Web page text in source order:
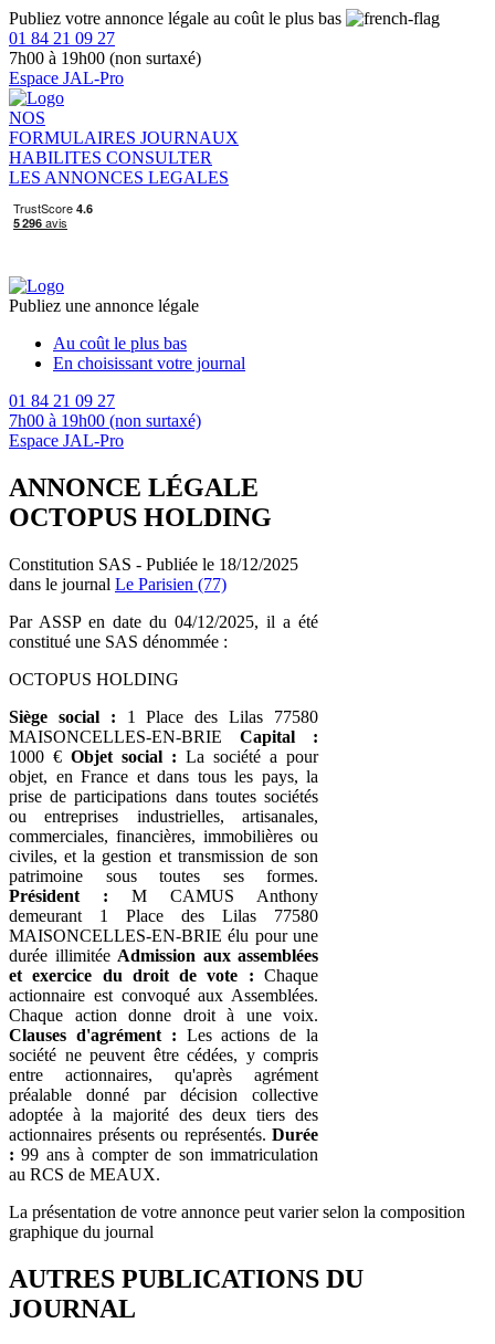
Publiez votre annonce légale au coût le plus bas
01 84 21 09 27
7h00 à 19h00 (non surtaxé)
Espace JAL-Pro
NOS
FORMULAIRES JOURNAUX
HABILITES CONSULTER
LES ANNONCES LEGALES
Publiez une annonce légale
Au coût le plus bas
En choisissant votre journal
01 84 21 09 27
7h00 à 19h00 (non surtaxé)
Espace JAL-Pro
ANNONCE LÉGALE
OCTOPUS HOLDING
Constitution SAS - Publiée le 18/12/2025
dans le journal Le Parisien (77)
Par ASSP en date du 04/12/2025, il a été
constitué une SAS dénommée :
OCTOPUS HOLDING
Siège social : 1 Place des Lilas 77580
MAISONCELLES-EN-BRIE Capital :
1000 € Objet social : La société a pour
objet, en France et dans tous les pays, la
prise de participations dans toutes sociétés
ou entreprises industrielles, artisanales,
commerciales, financières, immobilières ou
civiles, et la gestion et transmission de son
patrimoine sous toutes ses formes.
Président : M CAMUS Anthony
demeurant 1 Place des Lilas 77580
MAISONCELLES-EN-BRIE élu pour une
durée illimitée Admission aux assemblées
et exercice du droit de vote : Chaque
actionnaire est convoqué aux Assemblées.
Chaque action donne droit à une voix.
Clauses d'agrément : Les actions de la
société ne peuvent être cédées, y compris
entre actionnaires, qu'après agrément
préalable donné par décision collective
adoptée à la majorité des deux tiers des
actionnaires présents ou représentés. Durée
: 99 ans à compter de son immatriculation
au RCS de MEAUX.
La présentation de votre annonce peut varier selon la composition
graphique du journal
AUTRES PUBLICATIONS DU
JOURNAL